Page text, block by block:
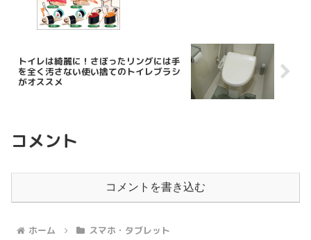
トイレは綺麗に！さぼったリングには手
を全く汚さない使い捨てのトイレブラシ
がオススメ
コメント
コメントを書き込む
ホーム スマホ・タブレット